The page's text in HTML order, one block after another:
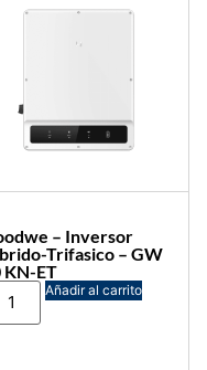
– Inversor
Trifasico – GW
KN-ET
Añadir al carrito